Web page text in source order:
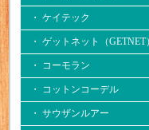
・ ケイテック
・ ゲットネット（GETNET
・ コーモラン
・ コットンコーデル
・ サウザンルアー